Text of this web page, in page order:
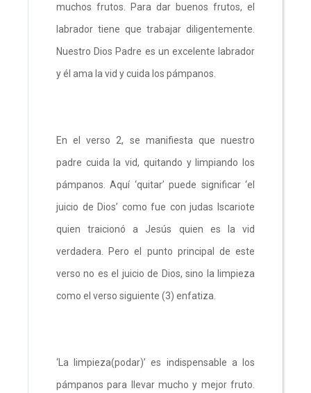
muchos frutos. Para dar buenos frutos, el
labrador tiene que trabajar diligentemente.
Nuestro Dios Padre es un excelente labrador
y él ama la vid y cuida los pámpanos.
En el verso 2, se manifiesta que nuestro
padre cuida la vid, quitando y limpiando los
pámpanos. Aquí ‘quitar’ puede significar ‘el
juicio de Dios’ como fue con judas Iscariote
quien traicionó a Jesús quien es la vid
verdadera. Pero el punto principal de este
verso no es el juicio de Dios, sino la limpieza
como el verso siguiente (3) enfatiza.
‘La limpieza(podar)’ es indispensable a los
pámpanos para llevar mucho y mejor fruto.